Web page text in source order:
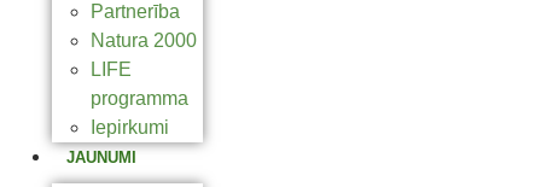
Partnerība
Natura 2000
LIFE
programma
Iepirkumi
JAUNUMI